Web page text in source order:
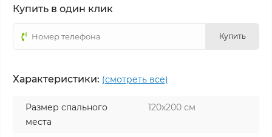
Купить в один клик
Купить
Характеристики: (смотреть все)
Размер спального
места
120х200 см